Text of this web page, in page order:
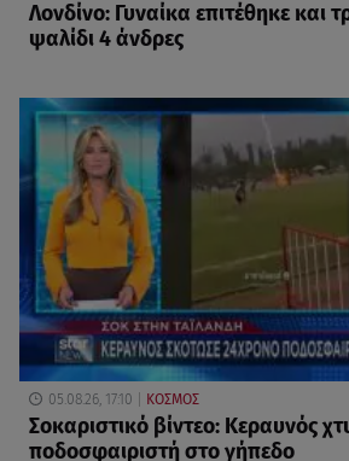
Λονδίνο: Γυναίκα επιτέθηκε και
ψαλίδι 4 άνδρες
05.08.26, 17:10 ΚΟΣΜΟΣ
Σοκαριστικό βίντεο: Κεραυνός
ποδοσφαιριστή στο γήπεδο